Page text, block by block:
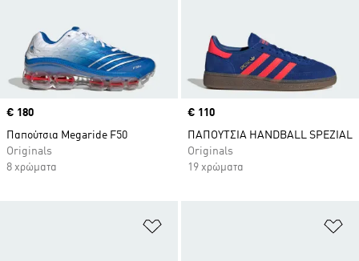
Price
€ 180
Παπούτσια Megaride F50
Originals
8 χρώματα
Price
€ 110
ΠΑΠΟΥΤΣΙΑ HANDBALL SPEZIAL
Originals
19 χρώματα
Προσθήκη στη Λίστα Επιθυμιών